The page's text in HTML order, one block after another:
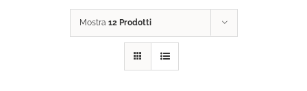
Mostra 12 Prodotti